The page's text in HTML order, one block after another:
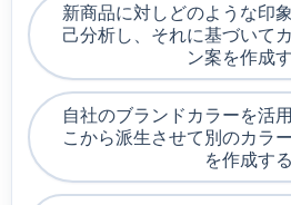
新商品に対しどのような印
己分析し、それに基づいて
ン案を作成
自社のブランドカラーを活
こから派生させて別のカラ
を作成する